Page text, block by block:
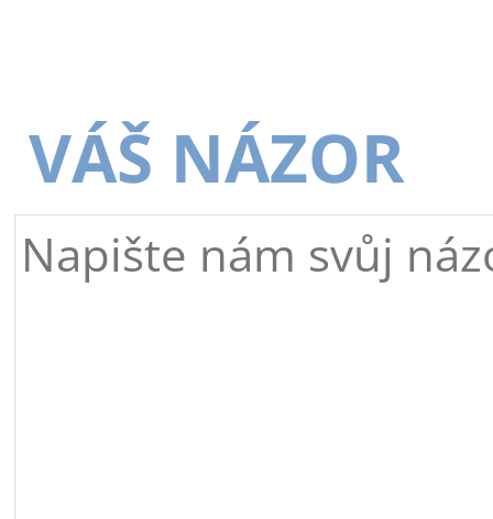
VÁŠ NÁZOR